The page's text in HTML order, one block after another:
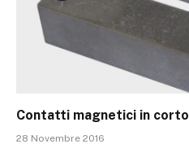
Contatti magnetici in corto
28 Novembre 2016